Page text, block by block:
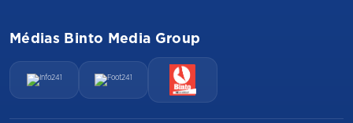
Médias Binto Media Group